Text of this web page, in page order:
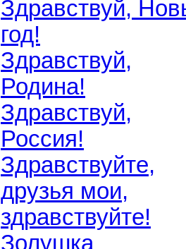
Здравствуй,
год!
Здравствуй,
Родина!
Здравствуй,
Россия!
Здравствуйте,
друзья мои,
здравствуйте!
Золушка